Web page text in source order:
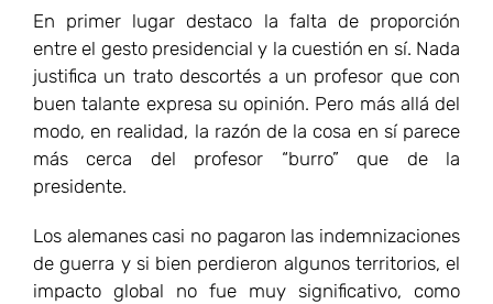
En primer lugar destaco la falta de proporción
entre el gesto presidencial y la cuestión en sí. Nada
justifica un trato descortés a un profesor que con
buen talante expresa su opinión. Pero más allá del
modo, en realidad, la razón de la cosa en sí parece
más cerca del profesor “burro” que de la
presidente.
Los alemanes casi no pagaron las indemnizaciones
de guerra y si bien perdieron algunos territorios, el
impacto global no fue muy significativo, como